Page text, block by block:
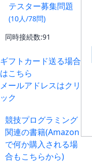
テスター募集問題
(10人/78問)
同時接続数:91
ギフトカード送る場合
はこちら
メールアドレスはクリ
ック
競技プログラミング
関連の書籍(Amazon
で何か購入される場
合もこちらから)